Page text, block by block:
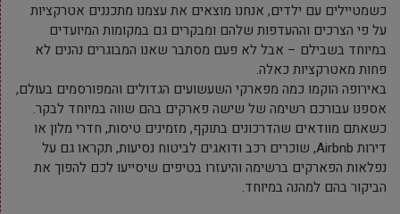
כשמטיילים עם ילדים, אנחנו מוצאים את עצמנו מתכננים אטרקציות
על פי הצרכים וההעדפות שלהם ומבקרים גם במקומות המיועדים
במיוחד בשבילם – אבל לא פעם מסתבר שאנו המבוגרים נהנים לא
פחות מאטרקציות כאלה.
באירופה הוקמו כמה מפארקי השעשועים הגדולים והמפורסמים בעולם,
אספנו עבורכם רשימה של שישה פארקים בהם שווה במיוחד לבקר.
כשאתם מוודאים שהדרכונים בתוקף, מזמינים טיסות, חדרי מלון או
דירות Airbnb, שוכרים רכב ודואגים לביטוח נסיעות, תקראו גם על
נפלאות הפארקים ברשימה והיעזרו בטיפים שיסייעו לכם להפוך את
הביקור בהם למהנה במיוחד.